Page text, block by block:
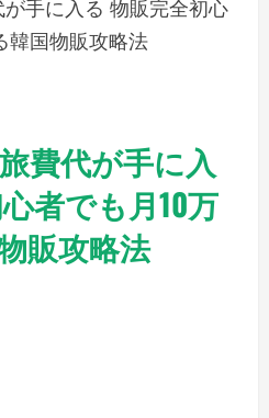
費代が手に入
者でも月10万
販攻略法